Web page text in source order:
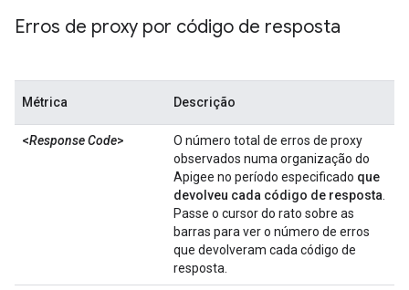
Erros de proxy por código de resposta
Métrica Descrição
<Response Code>
O número total de erros de proxy
observados numa organização do
Apigee no período especificado que
devolveu cada código de resposta.
Passe o cursor do rato sobre as
barras para ver o número de erros
que devolveram cada código de
resposta.